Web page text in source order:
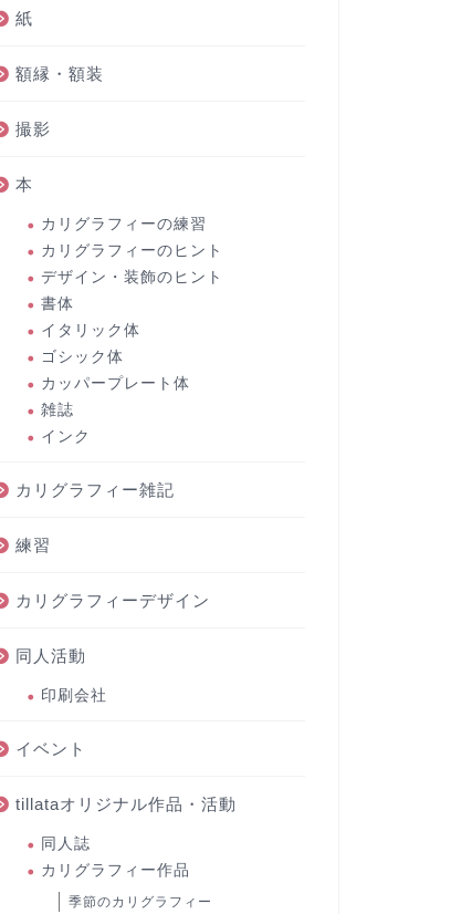
紙
額縁・額装
撮影
本
カリグラフィーの練習
カリグラフィーのヒント
デザイン・装飾のヒント
書体
イタリック体
ゴシック体
カッパープレート体
雑誌
インク
カリグラフィー雑記
練習
カリグラフィーデザイン
同人活動
印刷会社
イベント
tillataオリジナル作品・活動
同人誌
カリグラフィー作品
季節のカリグラフィー